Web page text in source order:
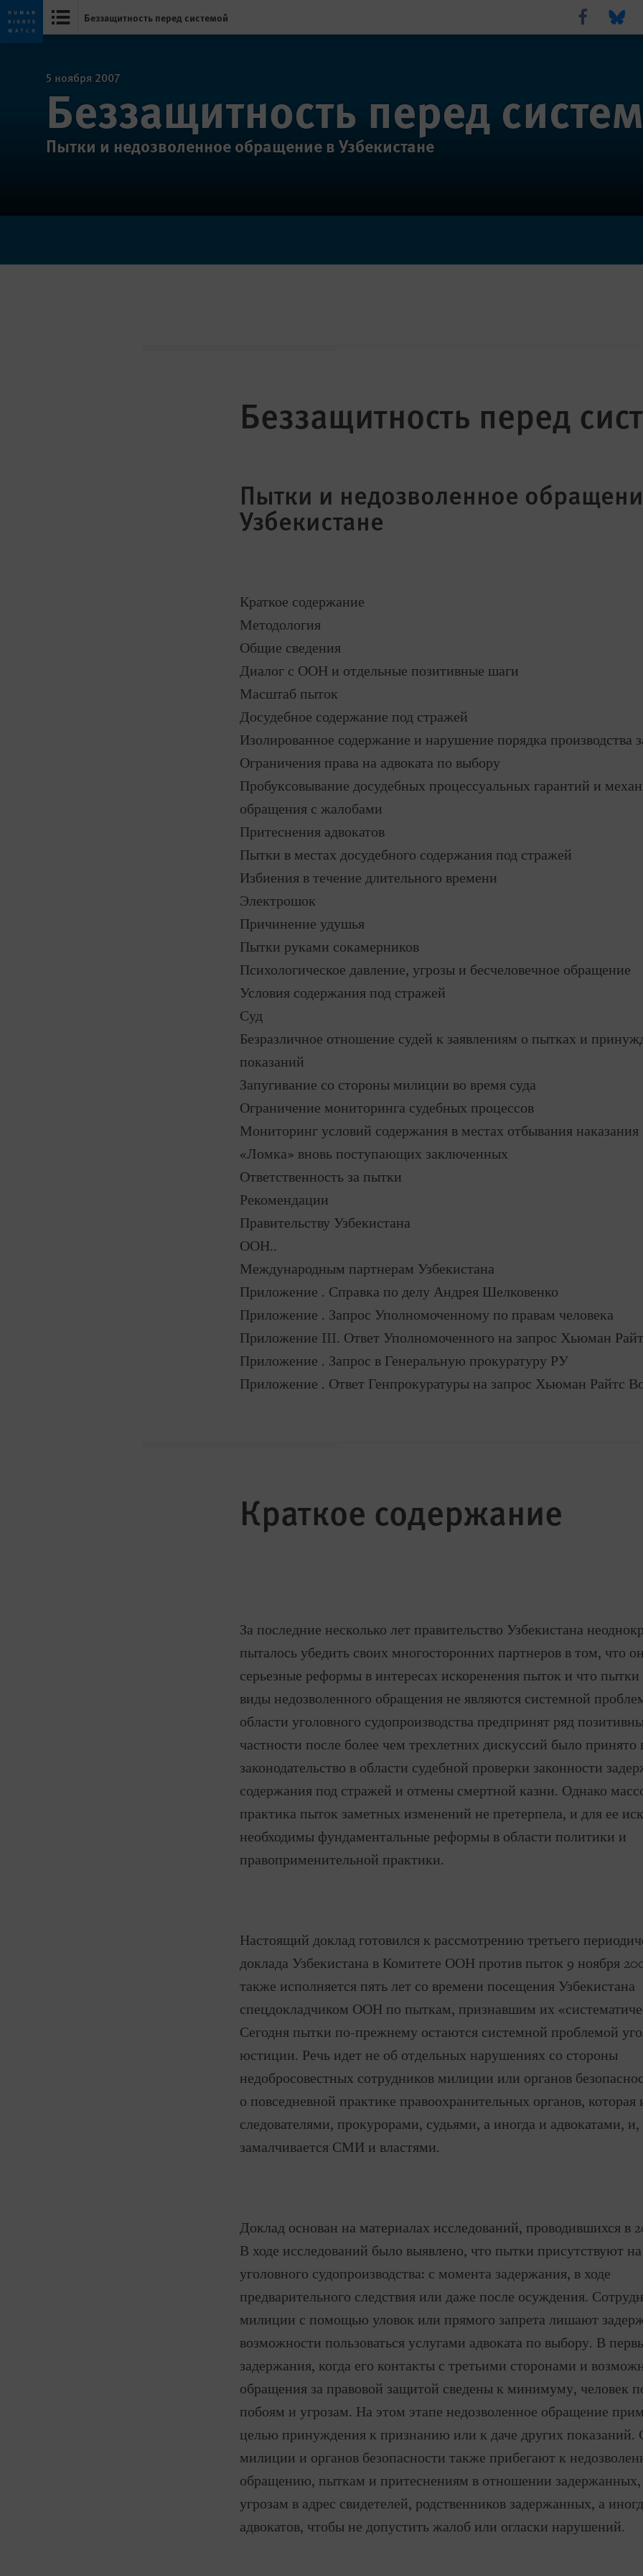
Skip
Skip
Беззащитность перед системой Share this via
Share
5 ноября 2007
Беззащитность перед
Пытки и недозволенное обращение в Узбекистане
Беззащитность перед
Пытки и недозволенное
Узбекистане
Краткое содержание
Методология
Общие сведения
Диалог с ООН и отдельные позитивные шаги
Масштаб пыток
Досудебное содержание под стражей
Изолированное содержание и нарушение порядка производства
Ограничения права на адвоката по выбору
Пробуксовывание досудебных процессуальных гарантий и
обращения с жалобами
Притеснения адвокатов
Пытки в местах досудебного содержания под стражей
Избиения в течение длительного времени
Электрошок
Причинение удушья
Пытки руками сокамерников
Психологическое давление, угрозы и бесчеловечное обращение
Условия содержания под стражей
Суд
Безразличное отношение судей к заявлениям о пытках и
показаний
Запугивание со стороны милиции во время суда
Ограничение мониторинга судебных процессов
Мониторинг условий содержания в местах отбывания наказания
«Ломка» вновь поступающих заключенных
Ответственность за пытки
Рекомендации
Правительству Узбекистана
ООН..
Международным партнерам Узбекистана
Приложение . Справка по делу Андрея Шелковенко
Приложение . Запрос Уполномоченному по правам человека
Приложение III. Ответ Уполномоченного на запрос Хьюман
Приложение . Запрос в Генеральную прокуратуру РУ
Приложение . Ответ Генпрокуратуры на запрос Хьюман Райтс
Краткое содержание
За последние несколько лет правительство Узбекистана
пыталось убедить своих многосторонних партнеров в том, что
серьезные реформы в интересах искоренения пыток и что пытки
виды недозволенного обращения не являются системной
области уголовного судопроизводства предпринят ряд
частности после более чем трехлетних дискуссий было принято
законодательство в области судебной проверки законности
содержания под стражей и отмены смертной казни. Однако
практика пыток заметных изменений не претерпела, и для ее
необходимы фундаментальные реформы в области политики и
правоприменительной практики.
Настоящий доклад готовился к рассмотрению третьего
доклада Узбекистана в Комитете ООН против пыток 9 ноября
также исполняется пять лет со времени посещения Узбекистана
спецдокладчиком ООН по пыткам, признавшим их
Сегодня пытки по-прежнему остаются системной проблемой
юстиции. Речь идет не об отдельных нарушениях со стороны
недобросовестных сотрудников милиции или органов
о повседневной практике правоохранительных органов, которая
следователями, прокурорами, судьями, а иногда и адвокатами,
замалчивается СМИ и властями.
Доклад основан на материалах исследований, проводившихся в
В ходе исследований было выявлено, что пытки присутствуют на
уголовного судопроизводства: с момента задержания, в ходе
предварительного следствия или даже после осуждения.
милиции с помощью уловок или прямого запрета лишают
возможности пользоваться услугами адвоката по выбору. В
задержания, когда его контакты с третьими сторонами и
обращения за правовой защитой сведены к минимуму, человек
побоям и угрозам. На этом этапе недозволенное обращение
целью принуждения к признанию или к даче других показаний.
милиции и органов безопасности также прибегают к
обращению, пыткам и притеснениям в отношении задержанных,
угрозам в адрес свидетелей, родственников задержанных, а
адвокатов, чтобы не допустить жалоб или огласки нарушений.